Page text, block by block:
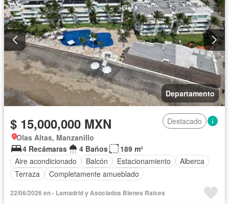
Departamento
$ 15,000,000 MXN
Destacado
Olas Altas, Manzanillo
4 Recámaras
4 Baños
189 m²
Aire acondicionado
Balcón Estacionamiento
Alberca
Terraza
Completamente amueblado
22/06/2026 en - Lamadrid y Asociados Bienes Raices